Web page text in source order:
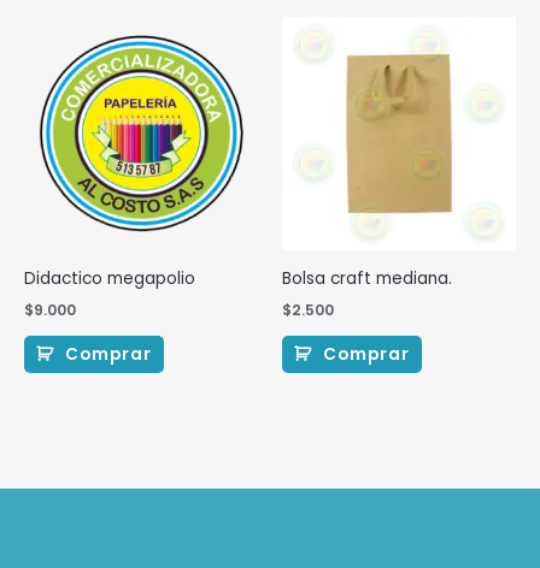
Didactico megapolio
$9.000
Comprar
Bolsa craft mediana.
$2.500
Comprar